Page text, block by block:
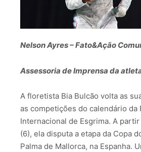
Nelson Ayres – Fato&Ação
Assessoria de Imprensa da
A floretista Bia Bulcão volta as
as competições do calendário da
Internacional de Esgrima. A
(6), ela disputa a etapa da Copa
Palma de Mallorca, na Espanha.